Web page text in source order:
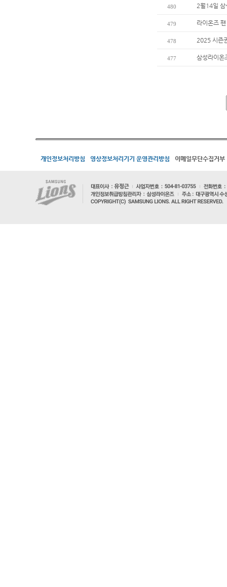
480 2월14일 삼
479 라이온즈
478 2025 시즌
477 삼성라이온
개인정보처리방침 영상정보처리기기 운영관리방침 이메일무단수집거부